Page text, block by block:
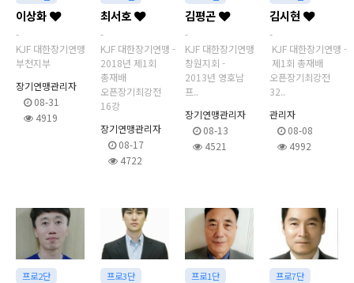
이상화
-
KJF 대한장기연맹
부천지부
장기연맹관리자
08-31
4919
최서호
-
KJF 대한장기연맹 -
2018년 제1회
총재배
오픈장기최강전
16강
장기연맹관리자
08-17
4722
김평곤
-
KJF 대한장기연맹
창원지회 -
2013년 영호남
프..
장기연맹관리자
08-13
4521
김시현
-
KJF 대한장기연맹 -
제1회 총재배
오픈장기최강전
32..
관리자
08-08
4992
프로2단 프로3단 프로1단 프로7단